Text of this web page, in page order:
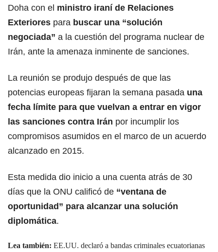
Doha con el ministro iraní de Relaciones
Exteriores para buscar una “solución
negociada” a la cuestión del programa nuclear de
Irán, ante la amenaza inminente de sanciones.
La reunión se produjo después de que las
potencias europeas fijaran la semana pasada una
fecha límite para que vuelvan a entrar en vigor
las sanciones contra Irán por incumplir los
compromisos asumidos en el marco de un acuerdo
alcanzado en 2015.
Esta medida dio inicio a una cuenta atrás de 30
días que la ONU calificó de “ventana de
oportunidad” para alcanzar una solución
diplomática.
Lea también: EE.UU. declaró a bandas criminales ecuatorianas